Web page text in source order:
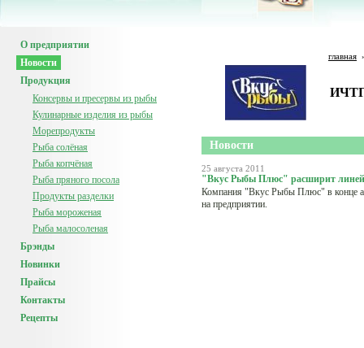
О предприятии
Новости
Продукция
Консервы и пресервы из рыбы
Кулинарные изделия из рыбы
Морепродукты
Рыба солёная
Рыба копчёная
Рыба пряного посола
Продукты разделки
Рыба мороженая
Рыба малосоленая
Брэнды
Новинки
Прайсы
Контакты
Рецепты
главная
Новости
25 августа 2011
"Вкус Рыбы Плюс" расширит
Компания "Вкус Рыбы Плюс" в конце
на предприятии.